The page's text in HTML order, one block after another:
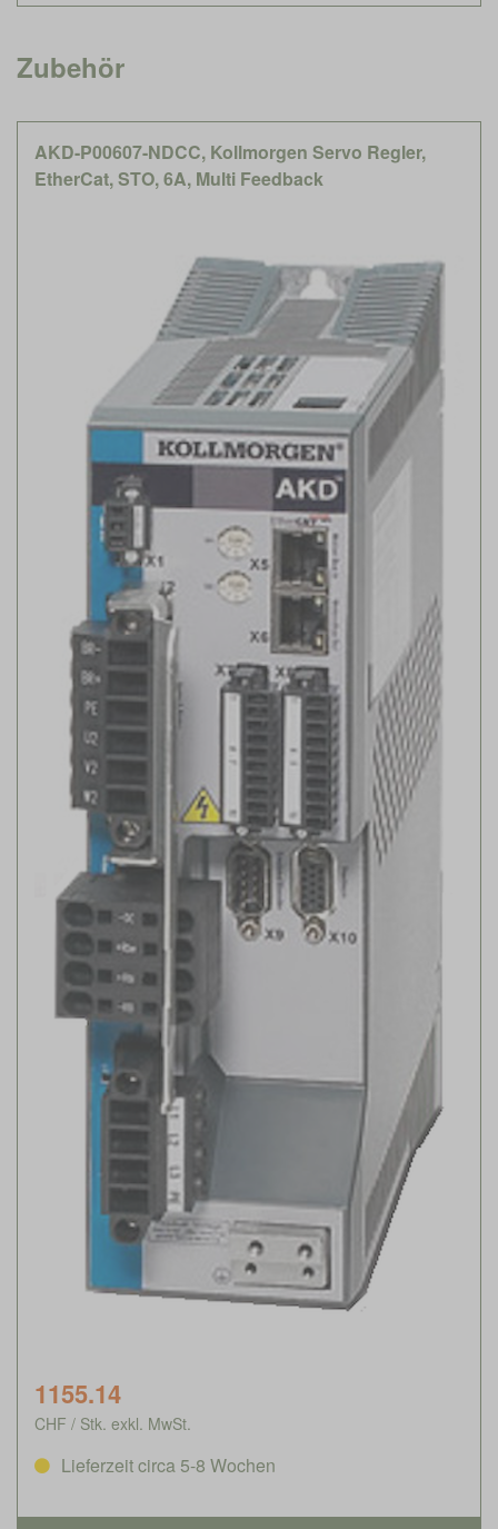
Zubehör
AKD-P00607-NDCC, Kollmorgen Servo Regler,
EtherCat, STO, 6A, Multi Feedback
1155.14
CHF / Stk. exkl. MwSt.
Lieferzeit circa 5-8 Wochen